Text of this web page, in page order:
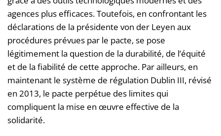
agences plus efficaces. Toutefois, en confrontant les
déclarations de la présidente von der Leyen aux
procédures prévues par le pacte, se pose
légitimement la question de la durabilité, de l’équité
et de la fiabilité de cette approche. Par ailleurs, en
maintenant le système de régulation Dublin III, révisé
en 2013, le pacte perpétue des limites qui
compliquent la mise en œuvre effective de la
solidarité.